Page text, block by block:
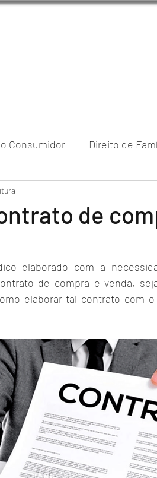
Consumidor Direito de
Societário
de
elaborado com a
de compra e venda,
elaborar tal contrato com